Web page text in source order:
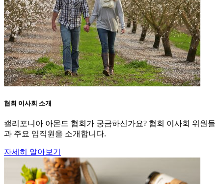
협회 이사회 소개
캘리포니아 아몬드 협회가 궁금하신가요? 협회 이사회 위원들
과 주요 임직원을 소개합니다.
자세히 알아보기